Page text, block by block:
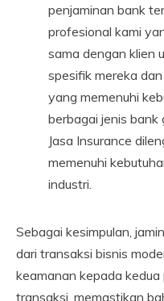
penjaminan bank
profesional kami
sama dengan klien
spesifik mereka
yang memenuhi
berbagai jenis bank
Jasa Insurance
memenuhi
industri.
Sebagai kesimpulan,
dari transaksi bisnis
keamanan kepada
transaksi, memastikan